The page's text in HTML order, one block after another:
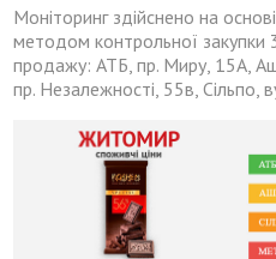
Моніторинг здійснено на
методом контрольної закупки
продажу: АТБ, пр. Миру, 15А,
пр. Незалежності, 55в, Сільпо,